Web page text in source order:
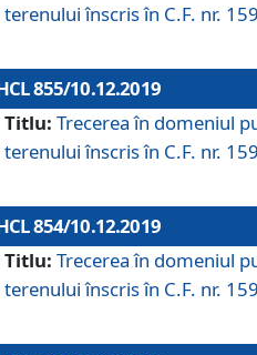
terenului înscris în C.F. nr.
855/10.12.2019
Titlu: Trecerea în domeniul
terenului înscris în C.F. nr.
854/10.12.2019
Titlu: Trecerea în domeniul
terenului înscris în C.F. nr.